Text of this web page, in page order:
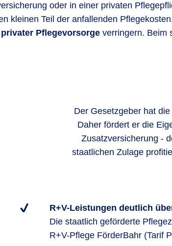
oder in einer privaten
kleinen Teil der anfallenden
privater Pflegevorsorge verringern. Beim
Der Gesetzgeber hat
Daher fördert er die
Zusatzversicherung -
staatlichen Zulage
R+V-Leistungen deutlich
Die staatlich geförderte
R+V-Pflege FörderBahr (Tarif